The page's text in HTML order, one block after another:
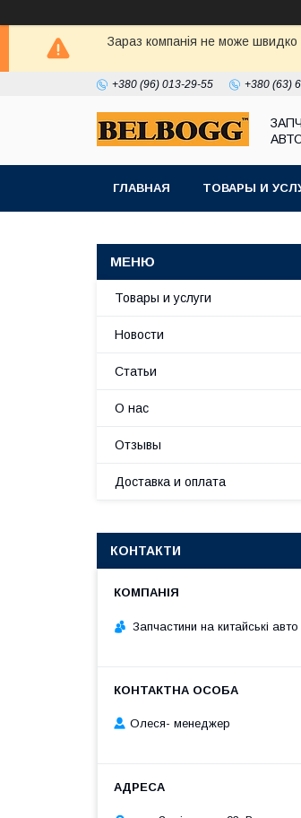
Зараз компанія не може швидко
+380 (96) 013-29-55 +380 (63)
ГЛАВНАЯ ТОВАРЫ И
Товары и услуги
Новости
Статьи
О нас
Отзывы
Доставка и оплата
КОНТАКТИ
Запчастини на китайські авто
Олеся- менеджер